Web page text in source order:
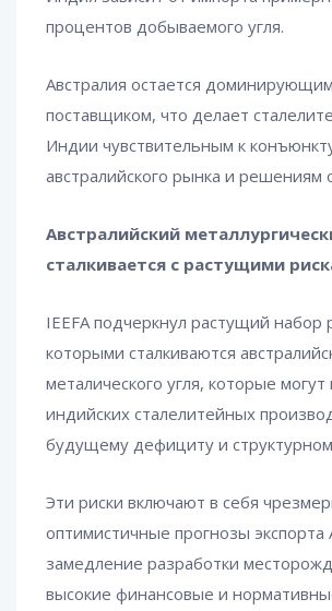
процентов добываемого угля.
Австралия остается доминирующим
поставщиком, что делает
Индии чувствительным к
австралийского рынка и решениям
Австралийский
сталкивается с растущими
IEEFA подчеркнул растущий набор
которыми сталкиваются
металического угля, которые
индийских сталелитейных
будущему дефициту и
Эти риски включают в себя
оптимистичные прогнозы экспорта
замедление разработки
высокие финансовые и